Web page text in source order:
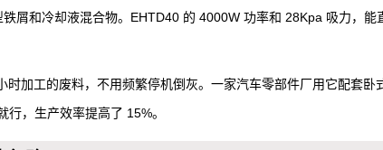
屑和冷却液混合物。EHTD40 的 4000W 功率和 28Kpa 吸力，能
时加工的废料，不用频繁停机倒灰。一家汽车零部件厂用它配套卧
，生产效率提高了 15%。